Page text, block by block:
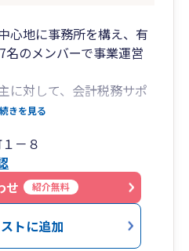
心地に事務所を構え、有
のメンバーで事業運営
に対して、会計税務サポ
援、法人化相談、事業承
ZoomやAPI連携、生成AI
効率的な対応も可能で
て積み上げたノウハウ、
、クライアント様に付加
力致します。
続きを見る
－８
せ
紹介無料
トに追加